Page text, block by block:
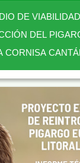
DE
DEL
CORNISA